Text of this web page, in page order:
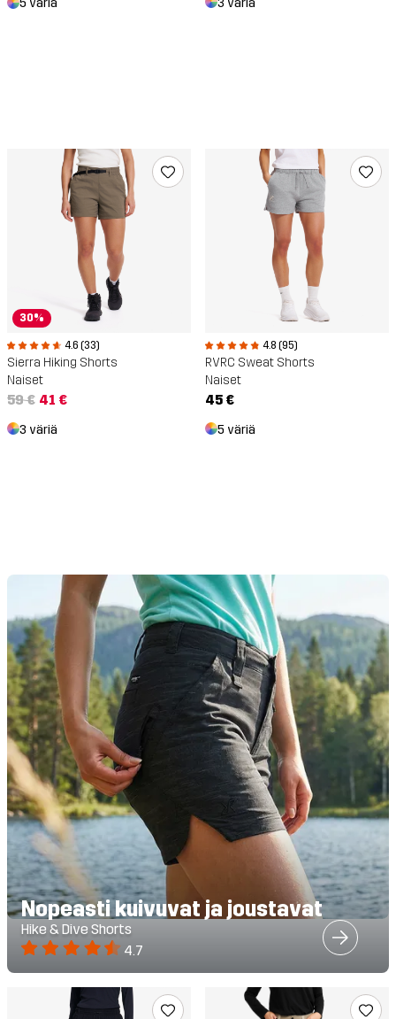
5 väriä 3 väriä
30%
4.6 (33)
Sierra Hiking Shorts
Naiset
59 € 41 €
3 väriä
4.8 (95)
RVRC Sweat Shorts
Naiset
45 €
5 väriä
Nopeasti kuivuvat ja joustavat
Hike & Dive Shorts
4.7